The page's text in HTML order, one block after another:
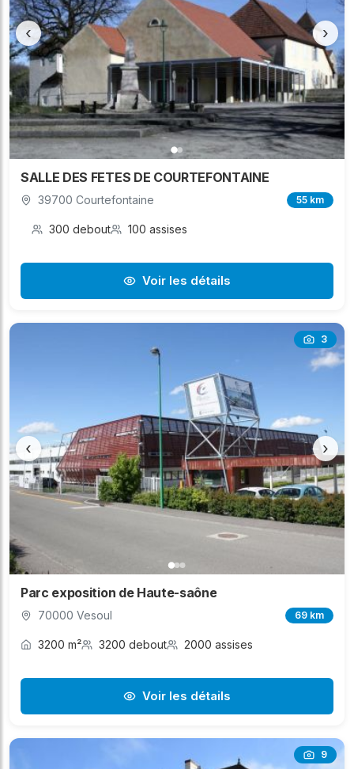
‹ ›
SALLE DES FETES DE COURTEFONTAINE
39700 Courtefontaine 55 km
300 debout 100 assises
Voir les détails
3
‹ ›
Parc exposition de Haute-saône
70000 Vesoul 69 km
3200 m² 3200 debout 2000 assises
Voir les détails
9